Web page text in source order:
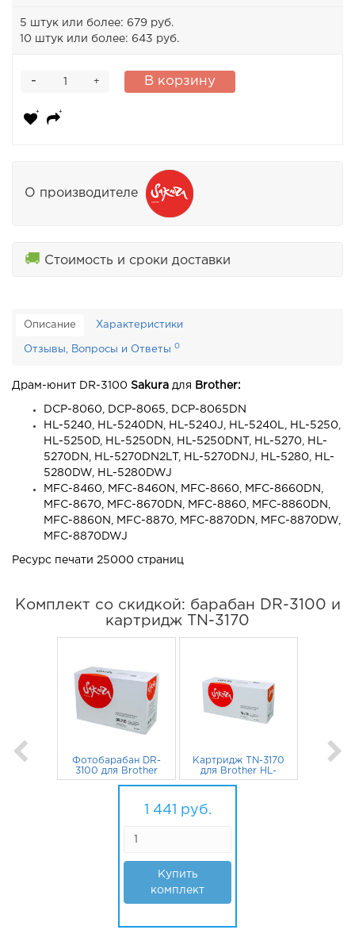
5 штук или более: 679 руб.
10 штук или более: 643 руб.
+
- В корзину
О производителе
🚚 Стоимость и сроки доставки
Описание Характеристики
Отзывы, Вопросы и Ответы 0
Драм-юнит DR-3100 Sakura для Brother:
DCP-8060, DCP-8065, DCP-8065DN
HL-5240, HL-5240DN, HL-5240J, HL-5240L, HL-5250,
HL-5250D, HL-5250DN, HL-5250DNT, HL-5270, HL-
5270DN, HL-5270DN2LT, HL-5270DNJ, HL-5280, HL-
5280DW, HL-5280DWJ
MFC-8460, MFC-8460N, MFC-8660, MFC-8660DN,
MFC-8670, MFC-8670DN, MFC-8860, MFC-8860DN,
MFC-8860N, MFC-8870, MFC-8870DN, MFC-8870DW,
MFC-8870DWJ
Ресурс печати 25000 страниц
Комплект со скидкой: барабан DR-3100 и
картридж TN-3170
Фотобарабан DR-
3100 для Brother
HL-5250dn, HL-
MFC-8860dn, DCP-
8065dn 25000
Картридж TN-3170
для Brother HL-
5250DN, HL-5240,
8860dn, DCP-
8065dn 7000 стр.
1 441 руб.
Купить
комплект